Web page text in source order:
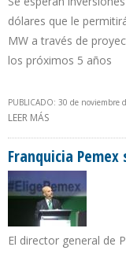
dólares que le
MW a través de
los próximos 5 años
PUBLICADO: 30 de noviembre
LEER MÁS
Franquicia
El director general de